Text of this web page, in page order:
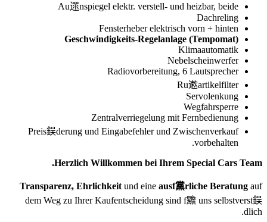
Au遝nspiegel elektr. verstell- und heizbar, beide
Dachreling
Fensterheber elektrisch vorn + hinten
Geschwindigkeits-Regelanlage (Tempomat)
Klimaautomatik
Nebelscheinwerfer
Radiovorbereitung, 6 Lautsprecher
Ru遬artikelfilter
Servolenkung
Wegfahrsperre
Zentralverriegelung mit Fernbedienung
Preis鋘derung und Eingabefehler und Zwischenverkauf
vorbehalten.
Herzlich Willkommen bei Ihrem Special Cars Team.
Transparenz, Ehrlichkeit und eine ausf黨rliche Beratung auf
dem Weg zu Ihrer Kaufentscheidung sind f黵 uns selbstverst鋘
dlich.